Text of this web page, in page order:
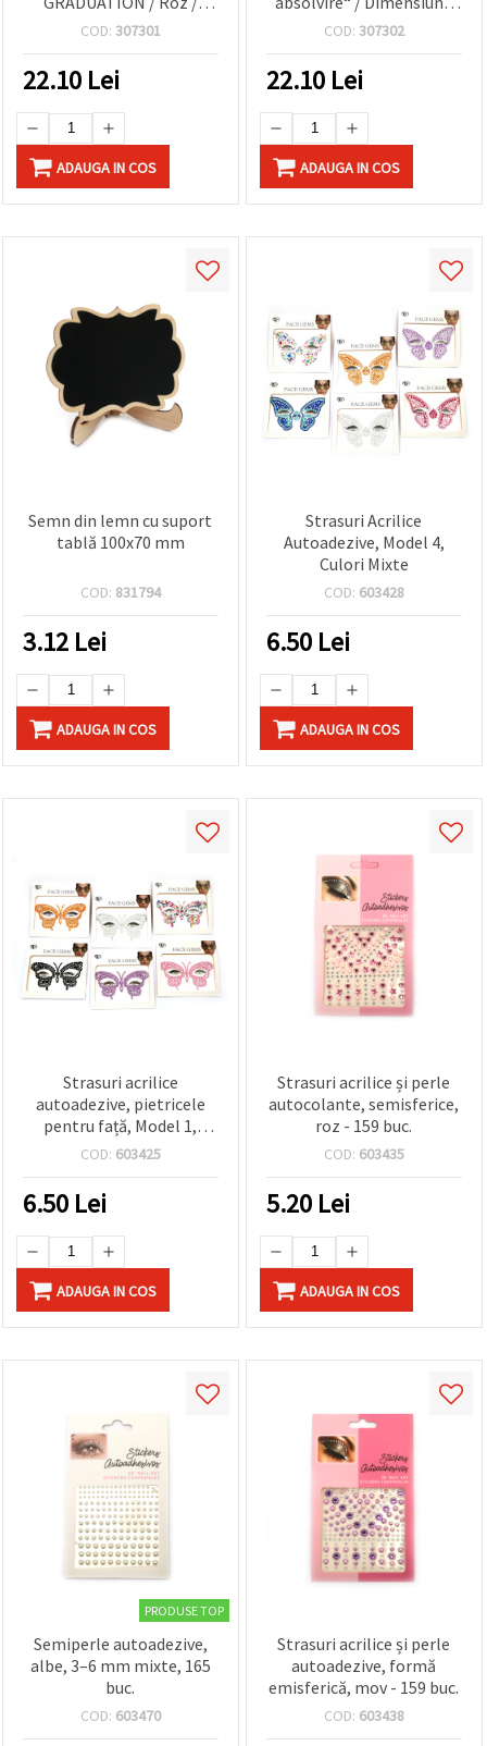
Dimensiune fanion: 11 x
COD: 307301
22.10 Lei
ADAUGA IN COS
steguleț: 11 x 15,5 cm /
COD: 307302
22.10 Lei
ADAUGA IN COS
Semn din lemn cu suport
tablă 100x70 mm
COD: 831794
3.12 Lei
ADAUGA IN COS
Strasuri Acrilice
Autoadezive, Model 4,
Culori Mixte
COD: 603428
6.50 Lei
ADAUGA IN COS
Strasuri acrilice
autoadezive, pietricele
pentru față, Model 1,
culori mixte
COD: 603425
6.50 Lei
ADAUGA IN COS
Strasuri acrilice și perle
autocolante, semisferice,
roz - 159 buc.
COD: 603435
5.20 Lei
ADAUGA IN COS
PRODUSE TOP
Semiperle autoadezive,
albe, 3–6 mm mixte, 165
buc.
COD: 603470
Strasuri acrilice și perle
autoadezive, formă
emisferică, mov - 159 buc.
COD: 603438